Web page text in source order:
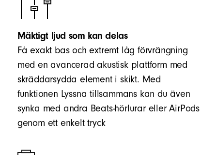
Mäktigt ljud som kan delas
Få exakt bas och extremt låg förvrängning
med en avancerad akustisk plattform med
skräddarsydda element i skikt. Med
funktionen Lyssna tillsammans kan du även
synka med andra Beats-hörlurar eller AirPods
genom ett enkelt tryck